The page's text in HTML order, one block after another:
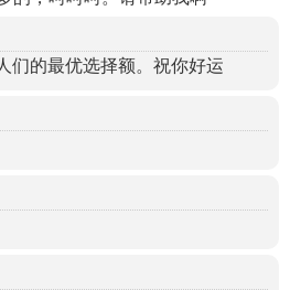
们的最优选择额。祝你好运